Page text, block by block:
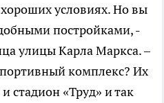
условиях. Но вы
постройками, -
улицы Карла Маркса. –
комплекс? Их
стадион «Труд» и так